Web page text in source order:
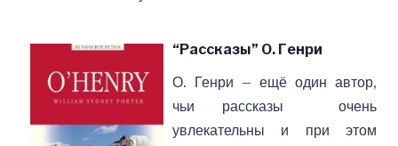
“Рассказы” О. Генри
О. Генри – ещё один автор,
чьи рассказы очень
увлекательны и при этом